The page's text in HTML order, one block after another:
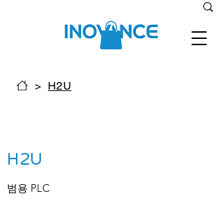
> H2U
H2U
​범용 PLC